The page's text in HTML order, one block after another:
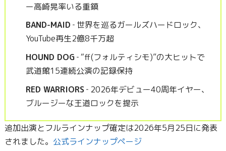
ー高崎晃率いる重鎮
BAND-MAID ‐ 世界を巡るガールズハードロック、
YouTube再生2億8千万超
HOUND DOG‐ “ff(フォルティシモ)”の大ヒットで
武道館15連続公演の記録保持
RED WARRIORS‐ 2026年デビュー40周年イヤー、
ブルージーな王道ロックを提示
追加出演とフルラインナップ確定は2026年5月25日に発表
されました。 公式ラインナップページ